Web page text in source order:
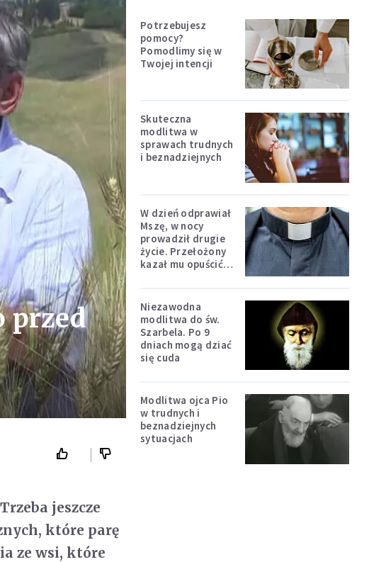
przed
jeszcze
które parę
ze wsi, które
Potrzebujesz
pomocy?
Pomodlimy się w
Twojej intencji
Skuteczna
modlitwa w
sprawach trudnych
i beznadziejnych
W dzień odprawiał
Mszę, w nocy
prowadził drugie
życie. Przełożony
kazał mu opuścić
Niezawodna
modlitwa do św.
Szarbela. Po 9
dniach mogą dziać
się cuda
Modlitwa ojca Pio
w trudnych i
beznadziejnych
sytuacjach